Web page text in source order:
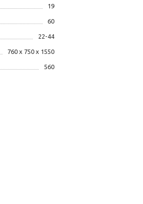
19
60
22-44
760 х 750 х 1550
560